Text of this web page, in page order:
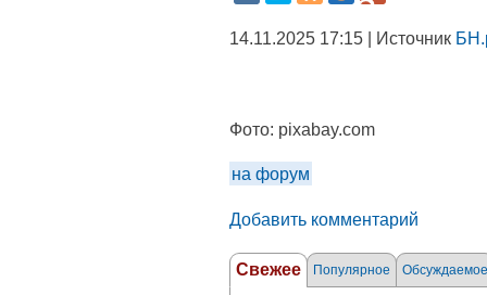
14.11.2025 17:15 | Источник
Фото: pixabay.com
на форум
Добавить комментарий
Свежее Популярное Обсуждаемое